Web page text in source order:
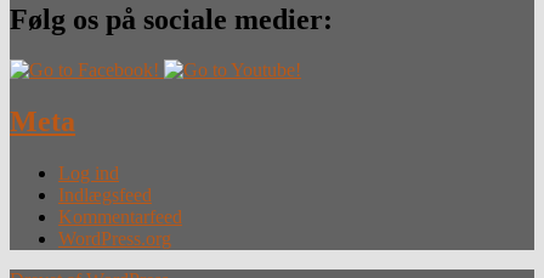
Følg os på sociale medier:
Meta
Log ind
Indlægsfeed
Kommentarfeed
WordPress.org